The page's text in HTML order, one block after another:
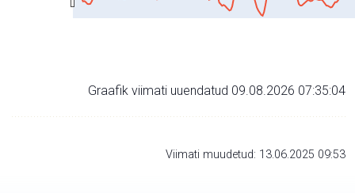
Graafik viimati uuendatud 09.08.2026 07:35:04
Viimati muudetud: 13.06.2025 09:53